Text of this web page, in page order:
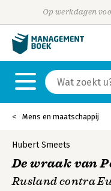
Op werkdagen
Mens en maatschappij
Hubert Smeets
De wraak van
Rusland contra